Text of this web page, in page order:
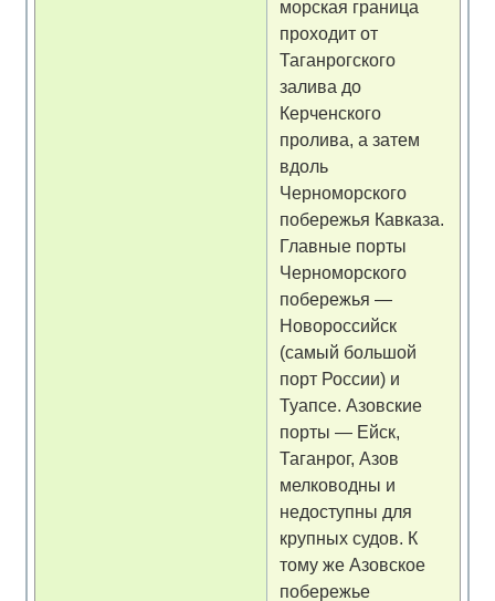
морская граница
проходит от
Таганрогского
залива до
Керченского
пролива, а затем
вдоль
Черноморского
побережья Кавказа.
Главные порты
Черноморского
побережья —
Новороссийск
(самый большой
порт России) и
Туапсе. Азовские
порты — Ейск,
Таганрог, Азов
мелководны и
недоступны для
крупных судов. К
тому же Азовское
побережье